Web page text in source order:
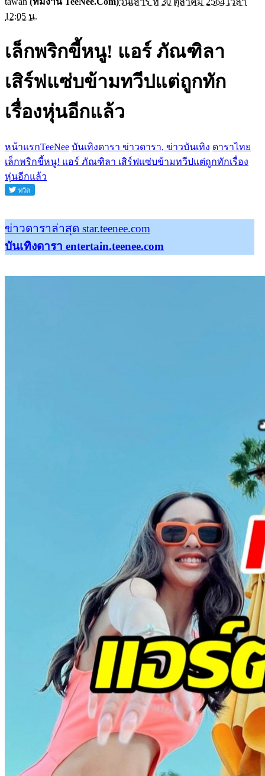
12:05 น.
เล็กพริกขี้หนู! แอร์ ภัณฑิลา
เสิร์ฟแซ่บข้ามทวีปแต่ถูกทัก
เรื่องหุ่นอีกแล้ว
หน้าแรกTeeNee บันเทิงดารา ข่าวดารา, ข่าวบันเทิง ดาราไทย
เล็กพริกขี้หนู! แอร์ ภัณฑิลา เสิร์ฟแซ่บข้ามทวีปแต่ถูกทักเรื่อง
หุ่นอีกแล้ว
ข่าวดาราล่าสุด star.teenee.com
บันเทิงดารา entertain.teenee.com